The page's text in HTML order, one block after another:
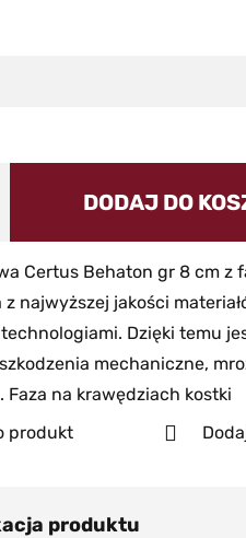
DODAJ DO
Certus Behaton gr 8 cm z
najwyższej jakości
Dzięki temu
mechaniczne,
Faza na krawędziach kostki
produkt
produktu